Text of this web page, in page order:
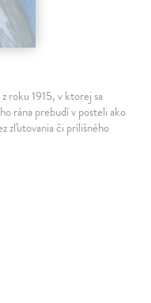
roku 1915, v ktorej sa
rána prebudí v posteli ako
zľutovania či prílišného